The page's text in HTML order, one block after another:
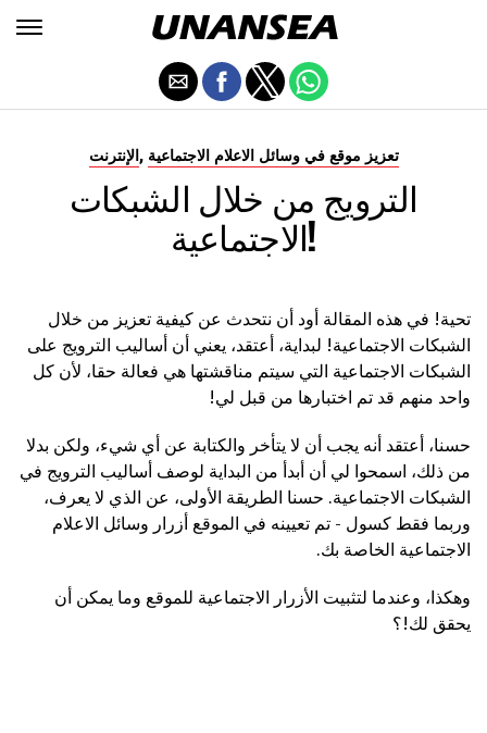
الإنترنت , تعزيز موقع في وسائل الاعلام الاجتماعية
الترويج من خلال الشبكات
الاجتماعية!
تحية! في هذه المقالة أود أن نتحدث عن كيفية تعزيز من خلال
الشبكات الاجتماعية! لبداية، أعتقد، يعني أن أساليب الترويج على
الشبكات الاجتماعية التي سيتم مناقشتها هي فعالة حقا، لأن كل
واحد منهم قد تم اختبارها من قبل لي!
حسنا، أعتقد أنه يجب أن لا يتأخر والكتابة عن أي شيء، ولكن بدلا
من ذلك، اسمحوا لي أن أبدأ من البداية لوصف أساليب الترويج في
الشبكات الاجتماعية. حسنا الطريقة الأولى، عن الذي لا يعرف،
وربما فقط كسول - تم تعيينه في الموقع أزرار وسائل الاعلام
الاجتماعية الخاصة بك.
وهكذا، وعندما لتثبيت الأزرار الاجتماعية للموقع وما يمكن أن
يحقق لك!؟